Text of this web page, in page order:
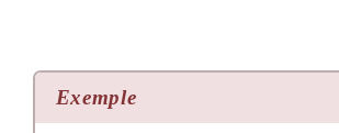
Exemple